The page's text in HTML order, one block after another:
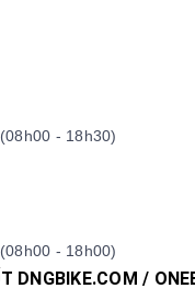
- 18h30)
- 18h00)
DNGBIKE.COM /